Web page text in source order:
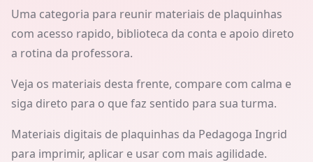
Uma categoria para reunir materiais de plaquinhas
com acesso rapido, biblioteca da conta e apoio direto
a rotina da professora.
Veja os materiais desta frente, compare com calma e
siga direto para o que faz sentido para sua turma.
Materiais digitais de plaquinhas da Pedagoga Ingrid
para imprimir, aplicar e usar com mais agilidade.